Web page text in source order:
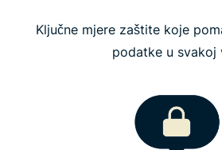
Koristite ExpressVPN na ruteru
Nabavite ove značajke, i ostalo,
Ključne mjere zaštite koje
podatke u svakoj